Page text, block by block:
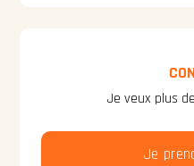
Je veux plus
Je